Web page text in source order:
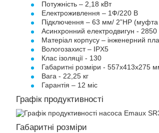
Потужність – 2,18 кВт
Електроживлення – 1Ф/220 В
Підключення – 63 мм/ 2”НР (муфта
Асинхронний електродвигун - 2850
Матеріал корпусу – інженерний
Вологозахист – IPX5
Клас ізоляції - 130
Габаритні розміри - 557х413х275
Вага - 22,25 кг
Гарантія – 12 міс
Графік продуктивності
Габаритні розміри